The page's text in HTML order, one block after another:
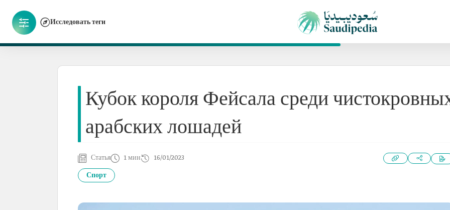
Исследовать теги
Кубок короля Фейсала среди
арабских лошадей
Статья 1 мин 16/01/2023
Спорт